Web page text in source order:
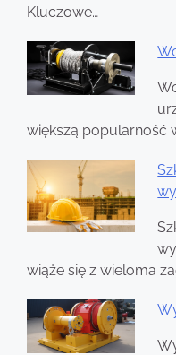
Kluczowe…
większą popularność
wiąże się z wieloma